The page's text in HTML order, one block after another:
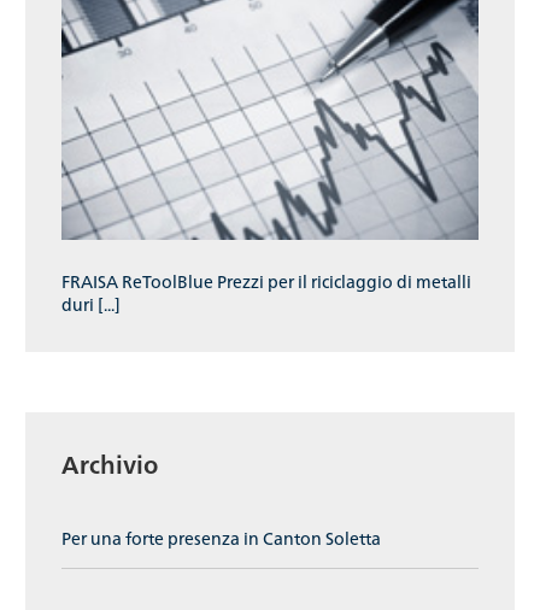
FRAISA ReToolBlue Prezzi per il riciclaggio di metalli
duri [...]
Archivio
Per una forte presenza in Canton Soletta